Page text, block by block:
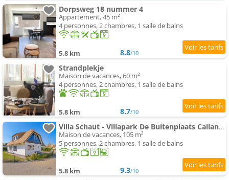
Dorpsweg 18 nummer 4
Appartement, 45 m²
4 personnes, 2 chambres, 1 salle de bains
5.8 km 8.8/10
Strandplekje
Maison de vacances, 60 m²
4 personnes, 2 chambres, 1 salle de bains
5.8 km 8.7/10
Villa Schaut - Villapark De Buitenplaats Callantsoog aan Zee
Maison de vacances, 105 m²
5 personnes, 2 chambres, 1 salle de bains
5.8 km 9.3/10